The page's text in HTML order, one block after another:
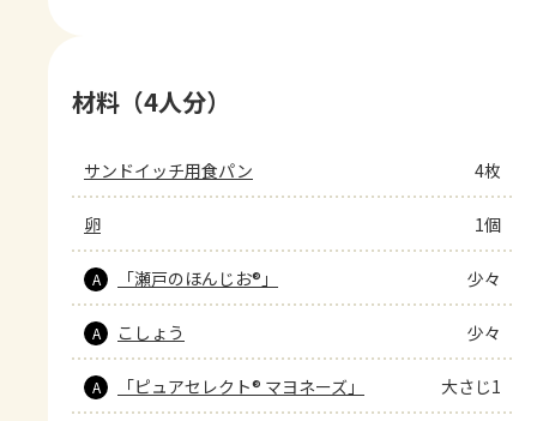
材料（4人分）
サンドイッチ用食パン 4枚
卵 1個
A 「瀬戸のほんじお®」 少々
A こしょう 少々
A 「ピュアセレクト® マヨネーズ」 大さじ1